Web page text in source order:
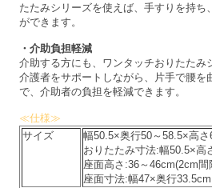
たたみシリーズを使えば、手すりを持ち
ができます。
・介助負担軽減
介助する方にも、ワンタッチおりたたみ
介護者をサポートしながら、片手で腰を
で、介助者の負担を軽減できます。
≪仕様≫
サイズ
幅50.5×奥行50～58.5×高さ
おりたたみ寸法:幅50.5×高
座面高さ:36～46cm(2cm間
座面寸法:幅47×奥行33.5cm